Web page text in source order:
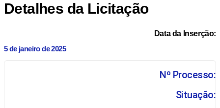
Detalhes da Licitação
Data da Inserção:
5 de janeiro de 2025
Nº Processo:
Situação: